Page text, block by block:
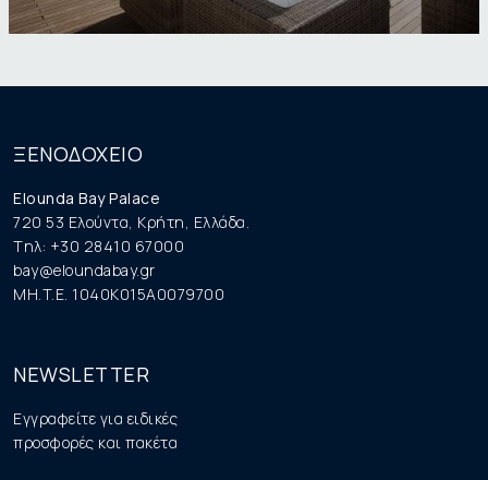
ΞΕΝΟΔΟΧΕΙΟ
Elounda Bay Palace
720 53 Ελούντα, Κρήτη, Ελλάδα.
Tηλ: +30 28410 67000
bay@eloundabay.gr
MH.T.E. 1040K015A0079700
NEWSLETTER
Εγγραφείτε για ειδικές
προσφορές και πακέτα